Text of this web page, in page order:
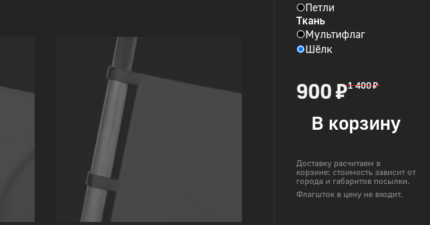
Петли
Ткань
Мультифлаг
Шёлк
900 ₽1 400 ₽
В корзину
Доставку расчитаем в
корзине: стоимость зависит от
города и габаритов посылки.
Флагшток в цену не входит.